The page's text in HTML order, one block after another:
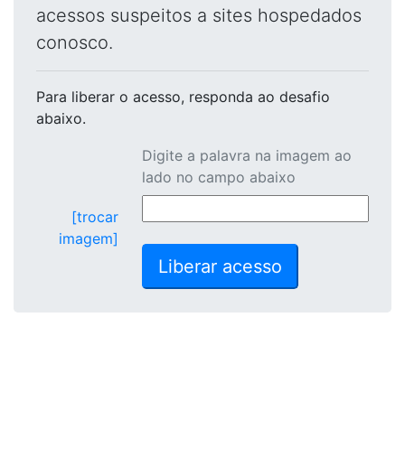
acessos suspeitos a sites hospedados
conosco.
Para liberar o acesso, responda ao desafio
abaixo.
[trocar
imagem]
Digite a palavra na imagem ao
lado no campo abaixo